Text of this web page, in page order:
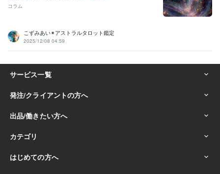
コラム
こずみあい✴︎アストラルタロット鑑定
2025/12/08 04:59